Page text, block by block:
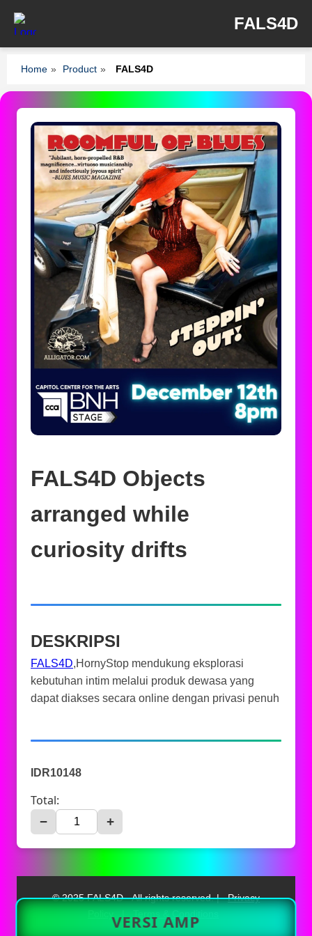
FALS4D
Home » Product » FALS4D
FALS4D Objects
arranged while
curiosity drifts
DESKRIPSI
FALS4D,HornyStop mendukung eksplorasi
kebutuhan intim melalui produk dewasa yang
dapat diakses secara online dengan privasi penuh
IDR10148
Total:
− +
VERSI AMP
© 2025 FALS4D - All rights reserved. | Privacy